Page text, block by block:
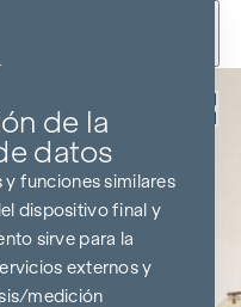
de la
datos
funciones similares
dispositivo final y
sirve para la
externos y
medición